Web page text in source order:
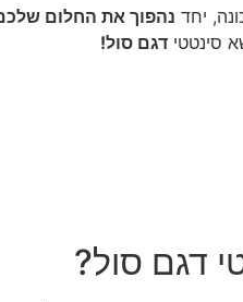
יחד נהפוך את החלום
סינטטי דגם סול!
דגם סול?